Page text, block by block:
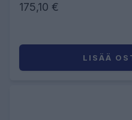
175,10 €
LISÄÄ